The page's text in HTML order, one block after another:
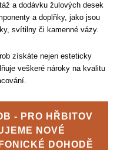
a dodávku žulových desek
a doplňky, jako jsou
svítilny či kamenné vázy.
získáte nejen esteticky
veškeré nároky na kvalitu
- PRO HŘBITOV
NOVÉ
DOHODĚ